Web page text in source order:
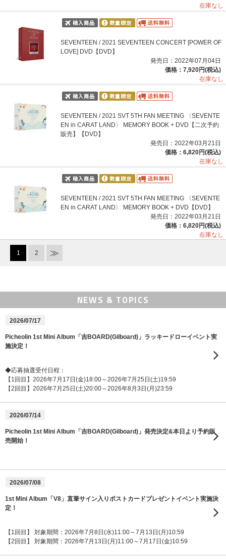
在庫なし
SEVENTEEN / 2021 SEVENTEEN CONCERT [POWER OF
LOVE] DVD【DVD】
発売日：2022年07月04日
価格：7,920円(税込)
在庫なし
SEVENTEEN / 2021 SVT 5TH FAN MEETING 〈SEVENTE
EN in CARAT LAND〉 MEMORY BOOK + DVD【二次予約
販売】【DVD】
発売日：2022年03月21日
価格：6,820円(税込)
在庫なし
SEVENTEEN / 2021 SVT 5TH FAN MEETING 〈SEVENTE
EN in CARAT LAND〉 MEMORY BOOK + DVD【DVD】
発売日：2022年03月21日
価格：6,820円(税込)
在庫なし
1 2
NEWS & TOPICS
2026/07/17
Picheolin 1st Mini Album「吉BOARD(Gilboard)」ラッキードローイベント実
施決定！
◆応募抽選受付日程：
【1回目】2026年7月17日(金)18:00～2026年7月25日(土)19:59
【2回目】2026年7月25日(土)20:00～2026年8月3日(月)23:59
2026/07/14
Picheolin 1st Mini Album「吉BOARD(Gilboard)」発売決定&本日より予約販
売開始！
2026/07/08
1st Mini Album「V8」直筆サイン入りポストカードプレゼントイベント実施決
定！
【1回目】 対象期間：2026年7月8日(水)11:00～7月13日(月)10:59
【2回目】 対象期間：2026年7月13日(月)11:00～7月17日(金)10:59